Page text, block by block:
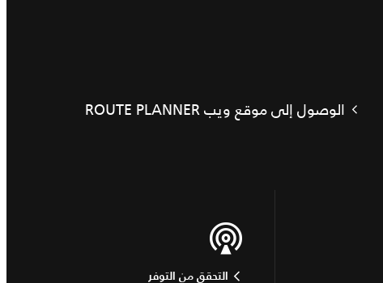
الوصول إلى موقع ويب ROUTE PLANNER
التحقق من التوفر